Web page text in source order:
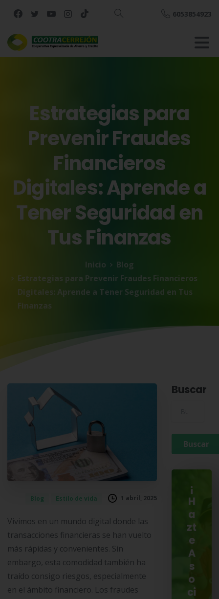
Buscar
6053854923
Estrategiaspara
PrevenirFraudes
Financieros
Digitales:Aprendea
TenerSeguridaden
TusFinanzas
Inicio
Blog
Estrategias para Prevenir Fraudes Financieros
Digitales: Aprende a Tener Seguridad en Tus
Finanzas
Blog Estilo de vida 1 abril, 2025
Vivimos en un mundo digital donde las
transacciones financieras se han vuelto
más rápidas y convenientes. Sin
embargo, esta comodidad también ha
traído consigo riesgos, especialmente
en el ámbito financiero. Los fraudes
Buscar
¡
H
a
zt
e
A
s
o
ci